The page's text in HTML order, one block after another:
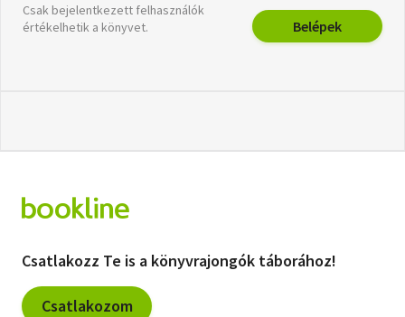
Csak bejelentkezett felhasználók
értékelhetik a könyvet.
Belépek
Csatlakozz Te is a könyvrajongók táborához!
Csatlakozom